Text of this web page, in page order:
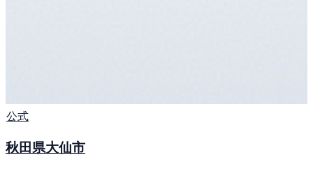
公式
秋田県大仙市